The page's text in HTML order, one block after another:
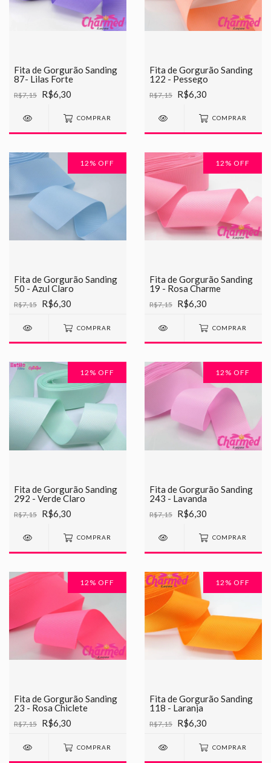
Fita de Gorgurão Sanding
87- Lilas Forte
R$7,15 R$6,30
COMPRAR
Fita de Gorgurão Sanding
122 - Pessego
R$7,15 R$6,30
COMPRAR
12 % OFF
Fita de Gorgurão Sanding
50 - Azul Claro
R$7,15 R$6,30
COMPRAR
12 % OFF
Fita de Gorgurão Sanding
19 - Rosa Charme
R$7,15 R$6,30
COMPRAR
12 % OFF
Fita de Gorgurão Sanding
292 - Verde Claro
R$7,15 R$6,30
COMPRAR
12 % OFF
Fita de Gorgurão Sanding
243 - Lavanda
R$7,15 R$6,30
COMPRAR
12 % OFF
Fita de Gorgurão Sanding
23 - Rosa Chiclete
R$7,15 R$6,30
COMPRAR
12 % OFF
Fita de Gorgurão Sanding
118 - Laranja
R$7,15 R$6,30
COMPRAR